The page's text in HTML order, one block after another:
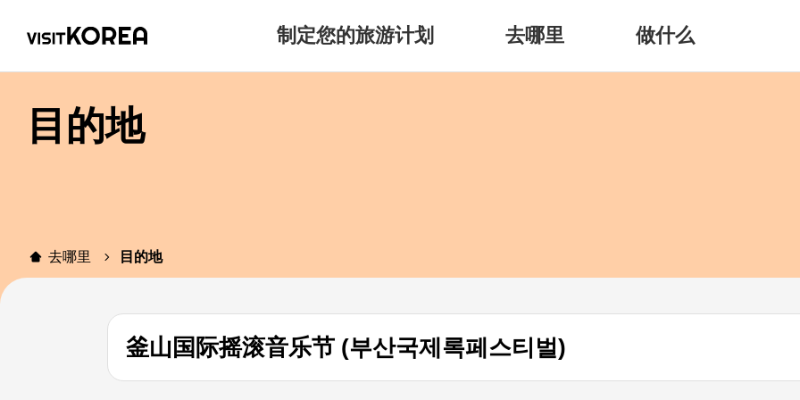
制定您的旅游计划 去哪里 做什么
目的地
去哪里 目的地
釜山国际摇滚音乐节 (부산국제록페스티벌)